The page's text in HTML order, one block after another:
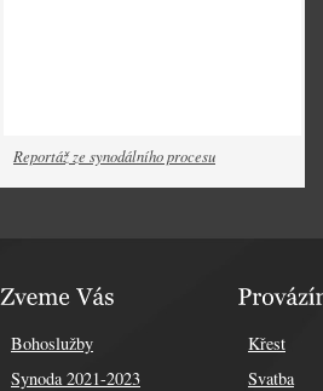
Reportáž ze synodálního procesu
Bohoslužby
Synoda 2021-2023
Křest
Svatba